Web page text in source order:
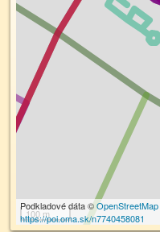
100 m
Podkladové dáta ©OpenStreetMap
https://poi.oma.sk/n7740458081